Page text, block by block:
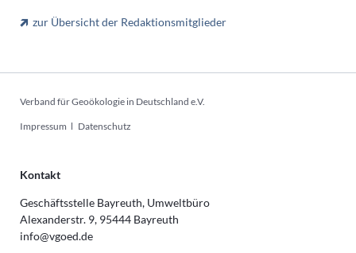
zur Übersicht der Redaktionsmitglieder
Verband für Geoökologie in Deutschland e.V.
Navigation
Impressum Datenschutz
Kontakt
Geschäftsstelle Bayreuth, Umweltbüro
Alexanderstr. 9, 95444 Bayreuth
info@vgoed.de